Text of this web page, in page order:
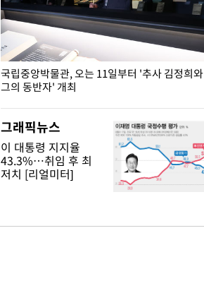
국립중앙박물관, 오는 11일부터 '추사 김정희와
그의 동반자' 개최
그래픽뉴스
이 대통령 지지율
43.3%…취임 후 최
저치 [리얼미터]